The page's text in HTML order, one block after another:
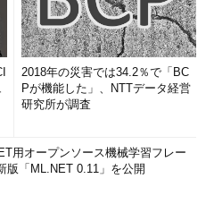
2018年の災害では34.2％で「BC
Pが機能した」、NTTデータ経営
研究所が調査
用オープンソース機械学習フレー
版「ML.NET 0.11」を公開